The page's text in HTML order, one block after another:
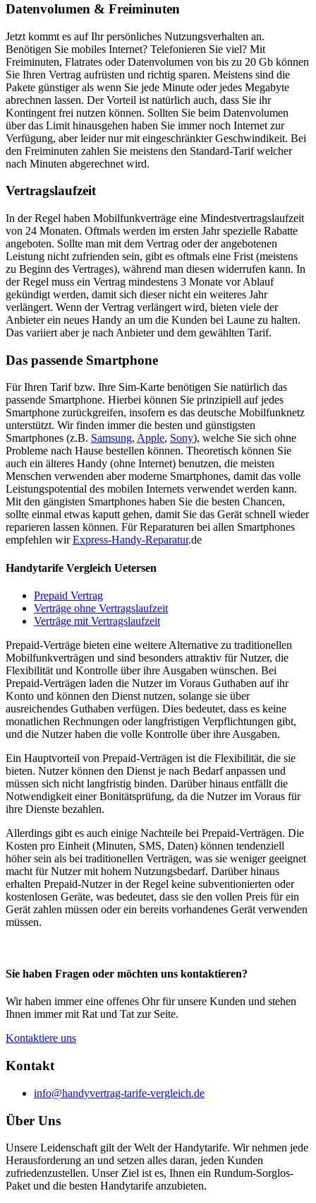
Datenvolumen & Freiminuten
Jetzt kommt es auf Ihr persönliches Nutzungsverhalten an.
Benötigen Sie mobiles Internet? Telefonieren Sie viel? Mit
Freiminuten, Flatrates oder Datenvolumen von bis zu 20 Gb können
Sie Ihren Vertrag aufrüsten und richtig sparen. Meistens sind die
Pakete günstiger als wenn Sie jede Minute oder jedes Megabyte
abrechnen lassen. Der Vorteil ist natürlich auch, dass Sie ihr
Kontingent frei nutzen können. Sollten Sie beim Datenvolumen
über das Limit hinausgehen haben Sie immer noch Internet zur
Verfügung, aber leider nur mit eingeschränkter Geschwindikeit. Bei
den Freiminuten zahlen Sie meistens den Standard-Tarif welcher
nach Minuten abgerechnet wird.
Vertragslaufzeit
In der Regel haben Mobilfunkverträge eine Mindestvertragslaufzeit
von 24 Monaten. Oftmals werden im ersten Jahr spezielle Rabatte
angeboten. Sollte man mit dem Vertrag oder der angebotenen
Leistung nicht zufrienden sein, gibt es oftmals eine Frist (meistens
zu Beginn des Vertrages), während man diesen widerrufen kann. In
der Regel muss ein Vertrag mindestens 3 Monate vor Ablauf
gekündigt werden, damit sich dieser nicht ein weiteres Jahr
verlängert. Wenn der Vertrag verlängert wird, bieten viele der
Anbieter ein neues Handy an um die Kunden bei Laune zu halten.
Das variiert aber je nach Anbieter und dem gewählten Tarif.
Das passende Smartphone
Für Ihren Tarif bzw. Ihre Sim-Karte benötigen Sie natürlich das
passende Smartphone. Hierbei können Sie prinzipiell auf jedes
Smartphone zurückgreifen, insofern es das deutsche Mobilfunknetz
unterstützt. Wir finden immer die besten und günstigsten
Smartphones (z.B. Samsung, Apple, Sony), welche Sie sich ohne
Probleme nach Hause bestellen können. Theoretisch können Sie
auch ein älteres Handy (ohne Internet) benutzen, die meisten
Menschen verwenden aber moderne Smartphones, damit das volle
Leistungspotential des mobilen Internets verwendet werden kann.
Mit den gängisten Smartphones haben Sie die besten Chancen,
sollte einmal etwas kaputt gehen, damit Sie das Gerät schnell wieder
reparieren lassen können. Für Reparaturen bei allen Smartphones
empfehlen wirExpress-Handy-Reparatur.de
Handytarife Vergleich Uetersen
Prepaid Vertrag
Verträge ohne Vertragslaufzeit
Verträge mit Vertragslaufzeit
Prepaid-Verträge bieten eine weitere Alternative zu traditionellen
Mobilfunkverträgen und sind besonders attraktiv für Nutzer, die
Flexibilität und Kontrolle über ihre Ausgaben wünschen. Bei
Prepaid-Verträgen laden die Nutzer im Voraus Guthaben auf ihr
Konto und können den Dienst nutzen, solange sie über
ausreichendes Guthaben verfügen. Dies bedeutet, dass es keine
monatlichen Rechnungen oder langfristigen Verpflichtungen gibt,
und die Nutzer haben die volle Kontrolle über ihre Ausgaben.
Ein Hauptvorteil von Prepaid-Verträgen ist die Flexibilität, die sie
bieten. Nutzer können den Dienst je nach Bedarf anpassen und
müssen sich nicht langfristig binden. Darüber hinaus entfällt die
Notwendigkeit einer Bonitätsprüfung, da die Nutzer im Voraus für
ihre Dienste bezahlen.
Allerdings gibt es auch einige Nachteile bei Prepaid-Verträgen. Die
Kosten pro Einheit (Minuten, SMS, Daten) können tendenziell
höher sein als bei traditionellen Verträgen, was sie weniger geeignet
macht für Nutzer mit hohem Nutzungsbedarf. Darüber hinaus
erhalten Prepaid-Nutzer in der Regel keine subventionierten oder
kostenlosen Geräte, was bedeutet, dass sie den vollen Preis für ein
Gerät zahlen müssen oder ein bereits vorhandenes Gerät verwenden
müssen.
Sie haben Fragen oder möchten uns kontaktieren?
Wir haben immer eine offenes Ohr für unsere Kunden und stehen
Ihnen immer mit Rat und Tat zur Seite.
Kontaktiere uns
Kontakt
info@handyvertrag-tarife-vergleich.de
Über Uns
Unsere Leidenschaft gilt der Welt der Handytarife. Wir nehmen jede
Herausforderung an und setzen alles daran, jeden Kunden
zufriedenzustellen. Unser Ziel ist es, Ihnen ein Rundum-Sorglos-
Paket und die besten Handytarife anzubieten.